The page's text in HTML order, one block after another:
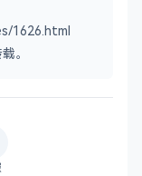
1626.html
。